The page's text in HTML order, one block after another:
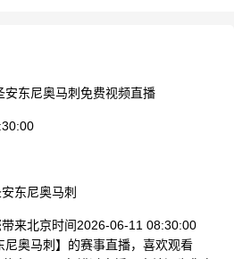
安东尼奥马刺免费视频直播
东尼奥马刺
来北京时间2026-06-11 08:30:00
尼奥马刺】的赛事直播，喜欢观看